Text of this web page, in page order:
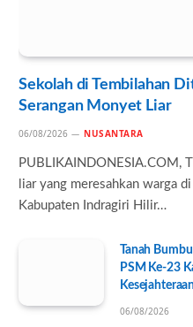
Sekolah di Tembilahan
Serangan Monyet Liar
06/08/2026 NUSANTARA
PUBLIKAINDONESIA.COM,
liar yang meresahkan warga
Kabupaten Indragiri Hilir…
Tanah
PSM Ke-23
06/08/2026